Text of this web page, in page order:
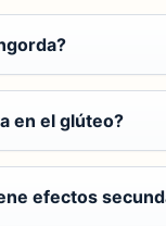
en el glúteo?
efectos